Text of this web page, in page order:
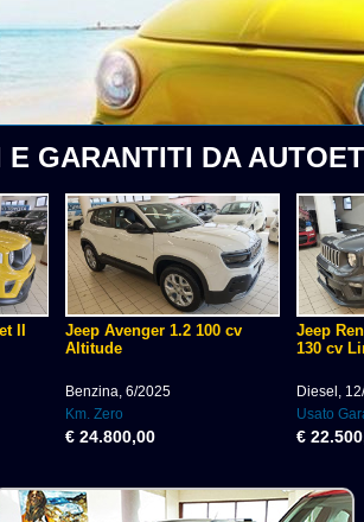
GARANTITI DA
II
Jeep Avenger 1.2 100 cv
Altitude
Benzina, 6/2025
Km. Zero
€ 24.800,00
Jeep
130 cv
Diesel,
Usato
€